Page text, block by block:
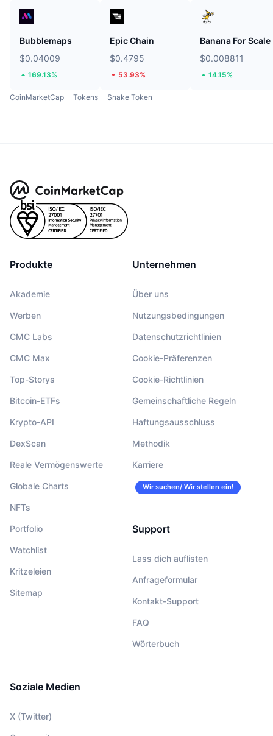
Bubblemaps
$0.04009
169.13%
Epic Chain
$0.4795
53.93%
Banana For Scale
$0.008811
14.15%
CoinMarketCap Tokens Snake Token
Produkte
Akademie
Werben
CMC Labs
CMC Max
Top-Storys
Bitcoin-ETFs
Krypto-API
DexScan
Reale Vermögenswerte
Globale Charts
NFTs
Portfolio
Watchlist
Kritzeleien
Sitemap
Unternehmen
Über uns
Nutzungsbedingungen
Datenschutzrichtlinien
Cookie-Präferenzen
Cookie-Richtlinien
Gemeinschaftliche Regeln
Haftungsausschluss
Methodik
Karriere
Wir suchen/ Wir stellen ein!
Support
Lass dich auflisten
Anfrageformular
Kontakt-Support
FAQ
Wörterbuch
Soziale Medien
X (Twitter)